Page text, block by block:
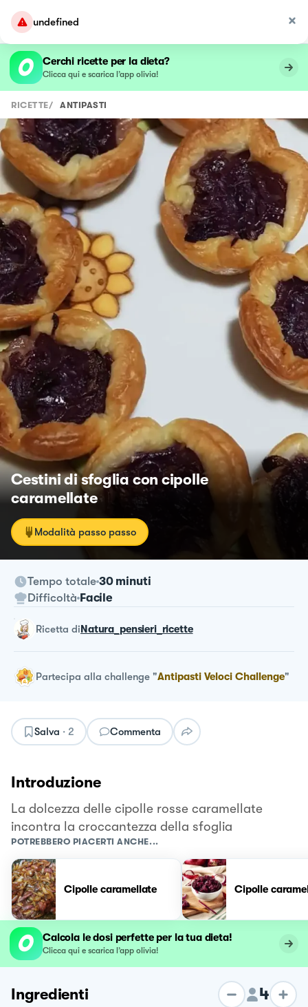
undefined
Cerchi ricette per la dieta?
Clicca qui e scarica l’app olivia!
RICETTE/ ANTIPASTI
Cestini di sfoglia con cipolle
caramellate
Modalità passo passo
Tempo totale 30 minuti
Difficoltà Facile
ricetta diNatura_pensieri_ricette
Partecipa alla challenge "Antipasti Veloci Challenge"
Salva · 2 Commenta
Introduzione
La dolcezza delle cipolle rosse caramellate
incontra la croccantezza della sfoglia
POTREBBERO PIACERTI ANCHE...
Cipolle caramellate Cipolle
Calcola le dosi perfette per la tua dieta!
Clicca qui e scarica l’app olivia!
Ingredienti 4